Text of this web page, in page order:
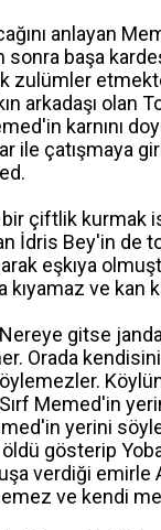
anlayan
başa
zulümler
arkadaşı olan
karnını
ile çatışmaya
çiftlik kurmak
İdris Bey'in de
eşkıya
kıyamaz ve kan
gitse
Orada kendisini
Memed'in
yerini
gösterip
verdiği
ve kendi